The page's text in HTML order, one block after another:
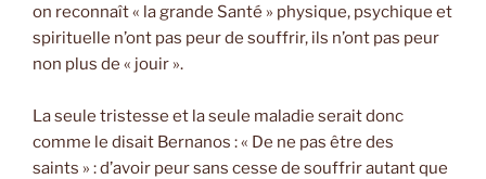
on reconnaît « la grande Santé » physique, psychique et
spirituelle n’ont pas peur de souffrir, ils n’ont pas peur
non plus de « jouir ».
La seule tristesse et la seule maladie serait donc
comme le disait Bernanos : « De ne pas être des
saints » : d’avoir peur sans cesse de souffrir autant que